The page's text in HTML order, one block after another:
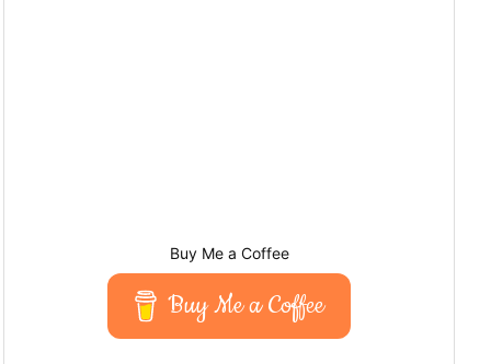
Buy Me a Coffee
Buy Me a Coffee